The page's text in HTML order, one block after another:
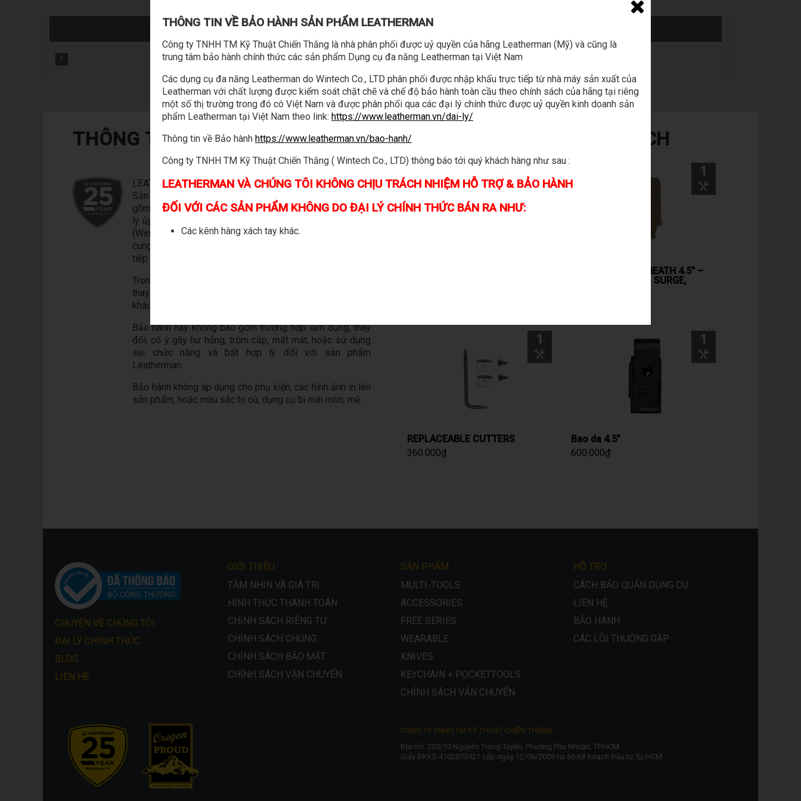
SHARPENER - BOX TOOLS
1
THÔNG TIN BẢO HÀNH
LEATHERMAN : 25 NĂM BẢO HÀNH TOÀN CẦU
Sản phẩm Leatherman được bảo hành tại Việt Nam bao
gồm các dụng cụ đa năng Leatherman, được mua qua đại
lý ủy quyền của Công ty TNHH TM Kỹ Thuật Chiến Thắng
(Wintech Co., Ltd ), chúng tôi có thể yêu cầu quý khách
cung cấp hoá đơn mua hàng hoặc các chứng từ khác khi
tiếp nhận sản phẩm bảo hành.
Trong trường hợp có hư hỏng, chúng tôi sẽ sửa chữa hoặc
thay thế theo quyết định của chúng tôi, bằng sản phẩm
khác giá trị bằng hoặc lớn hơn.
Bảo hành này không bao gồm trường hợp lạm dụng, thay
đổi, cố ý gây hư hỏng, trộm cắp, mất mát, hoặc sử dụng
sai chức năng và bất hợp lý đối với sản phẩm
Leatherman.
Bảo hành không áp dụng cho phụ kiện, các hình ảnh in lên
sản phẩm, hoặc màu sắc bị cũ, dụng cụ bị mài mòn, mẻ..
SẢN PHẨM CÓ THỂ BẠN THÍCH
1
BROWN MOLLE SHEATH 4.5″ –
MÀU KHAKI ( MUT, SURGE,
1
REPLACEABLE CUTTERS
360.000₫
1
Bao da 4.5″
600.000₫
CHUYỆN VỀ CHÚNG TÔI
ĐẠI LÝ CHÍNH THỨC
BLOG
LIÊN HỆ
GIỚI THIỆU
TẦM NHÌN VÀ GIÁ TRỊ
HÌNH THỨC THANH TOÁN
CHÍNH SÁCH RIÊNG TƯ
CHÍNH SÁCH CHUNG
CHÍNH SÁCH BẢO MẬT
CHÍNH SÁCH VẬN CHUYỂN
SẢN PHẨM
MULTI-TOOLS
ACCESSORIES
FREE SERIES
WEARABLE
KNIVES
KEYCHAIN + POCKETTOOLS
CHÍNH SÁCH VẬN CHUYỂN
HỖ TRỢ
CÁCH BẢO QUẢN DỤNG CỤ
LIÊN HỆ
BẢO HÀNH
CÁC LỖI THƯỜNG GẶP
CÔNG TY TNHH TM KỸ THUẬT CHIẾN THẮNG
Địa chỉ: 220/10 Nguyễn Trọng Tuyển, Phường Phú Nhuận, TP.HCM.
Giấy ĐKKD 4102073921 cấp ngày 12/06/2009 tại Sở Kế hoạch Đầu tư Tp HCM
THÔNG TIN VỀ BẢO HÀNH SẢN PHẨM LEATHERMAN
Công ty TNHH TM Kỹ Thuật Chiến Thắng là nhà phân phối được uỷ quyền của hãng Leatherman (Mỹ) và cũng là
trung tâm bảo hành chính thức các sản phẩm Dụng cụ đa năng Leatherman tại Việt Nam
Các dụng cụ đa năng Leatherman do Wintech Co., LTD phân phối được nhập khẩu trực tiếp từ nhà máy sản xuất của
Leatherman với chất lượng được kiểm soát chặt chẽ và chế độ bảo hành toàn cầu theo chính sách của hãng tại riêng
một số thị trường trong đó có Việt Nam và được phân phối qua các đại lý chính thức được uỷ quyền kinh doanh sản
phẩm Leatherman tại Việt Nam theo link: https://www.leatherman.vn/dai-ly/
Thông tin về Bảo hành https://www.leatherman.vn/bao-hanh/
Công ty TNHH TM Kỹ Thuật Chiến Thắng ( Wintech Co., LTD) thông báo tới quý khách hàng như sau :
LEATHERMAN VÀ CHÚNG TÔI KHÔNG CHỊU TRÁCH NHIỆM HỖ TRỢ & BẢO HÀNH
ĐỐI VỚI CÁC SẢN PHẨM KHÔNG DO ĐẠI LÝ CHÍNH THỨC BÁN RA NHƯ:
Các kênh hàng xách tay khác.